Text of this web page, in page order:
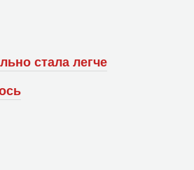
стала легче